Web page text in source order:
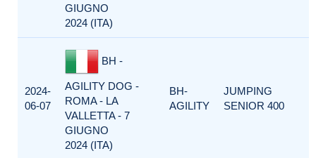
GIUGNO
2024 (ITA)
2024-
06-07
BH -
AGILITY DOG -
ROMA - LA
VALLETTA - 7
GIUGNO
2024 (ITA)
BH-
AGILITY
JUMPING
SENIOR 400